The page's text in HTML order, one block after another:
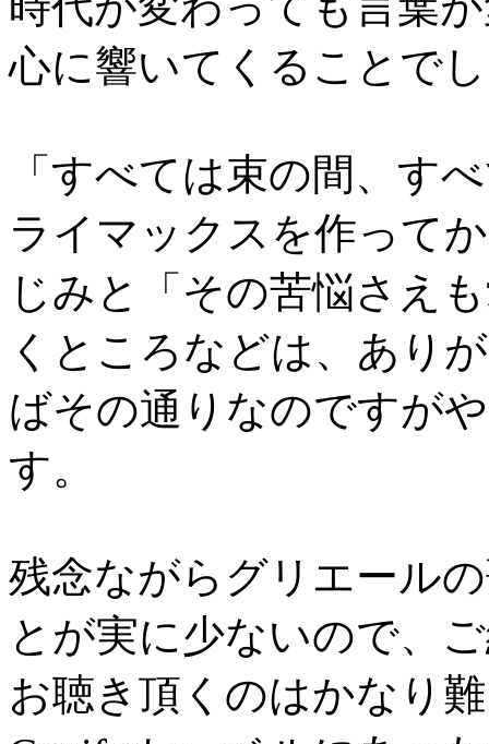
心に響いてくることで
「すべては束の間、す
ライマックスを作って
じみと「その苦悩さえ
くところなどは、あり
ばその通りなのですが
す。
残念ながらグリエール
とが実に少ないので、
お聴き頂くのはかなり